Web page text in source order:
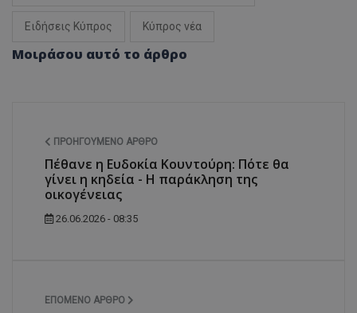
Ειδήσεις Κύπρος Κύπρος νέα
Μοιράσου αυτό το άρθρο
ΠΡΟΗΓΟΎΜΕΝΟ ΆΡΘΡΟ
Πέθανε η Ευδοκία Κουντούρη: Πότε θα
γίνει η κηδεία - Η παράκληση της
οικογένειας
26.06.2026 - 08:35
ΕΠΌΜΕΝΟ ΆΡΘΡΟ